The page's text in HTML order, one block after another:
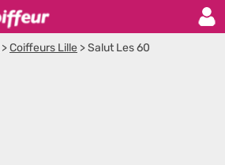
>Coiffeurs Lille >Salut Les 60